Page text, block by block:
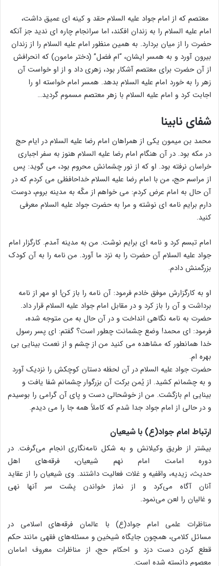
‍ معتصم که از امام جواد علیه السلام حقد و كینه ای عمیق داشت،
امام علیه السلام را به زندان افكند، اما سرانجام چاره ای ندید جز آنکه
حضرت را از میان بردارد. به همین منظور امام علیه السلام را از زندان
بیرون آورد و به همسر ایشان، “ام فضل” (دختر مامون) که انحرافش
از آن حضرت برای معتصم آشکار بود، زهرى داد و از او خواست آن
زهر را به خورد امام علیه السلام بدهد. همسر امام خواسته او را
اجابت كرد و امام علیه السلام با زهر معتصم مسموم گردید…
شفای نابینا
محمد بن میمون یکی از همراهان امام رضا علیه السلام در ایام حج
در مکه بود. در آن هنگام امام رضا علیه السلام هنوز به سفر اجباری
خراسان نرفته بود. او که از نور چشمانش محروم بود، می گوید: پس
از مراسم حج، من با امام رضا علیه السلام خداحافظی می کردم که در
آن حال به امام عرض کردم: می خواهم از مکّه به مدینه بروم، دوست
دارم برایم نامه ای نوشته و مرا به حضرت جواد علیه السلام معرفی
کنید.
امام تبسم کرد و نامه ای برایم نوشت. من به مدینه آمدم. کارگزار امام
جواد علیه السلام آن حضرت را به نزد ما آورد. من نامه را به آن کودک
بزرگمنش دادم.
او به کارگزارش موفق خادم فرمود: آن نامه را باز کن! او مهر از نامه
برداشت و آن را باز کرد و در مقابل امام جواد علیه السلام قرار داد.
حضرت به نامه نگاهی انداخت و در آن حال به من متوجه شده،
فرمود: ای محمد! وضع چشمانت چطور است؟ گفتم: ای پسر رسول
خدا همانطور که مشاهده می کنید من از چشم و از نعمت بینایی بی
بهره ام.
حضرت جواد علیه السلام در آن لحظه دستان کوچکش را نزدیک آورد
و به چشمانم کشید. از یُمن برکت آن بزرگوار چشمانم شفا یافت و
بینایی ام بازگشت. من از خوشحالی دست و پای آن گرامی را بوسیدم
و در حالی از امام جواد جدا شدم که کاملاً همه جا را می دیدم.
ارتباط امام جواد(ع) با شیعیان
بیشتر از طریق وکیلانش و به شکل نامه‌نگاری انجام می‌گرفت. در
دوره امامت امام نهم شیعیان، فرقه‌های اهل
حدیث، زیدیه، واقفیه و غلات فعالیت داشتند. وی شیعیان را از عقاید
آنان آگاه می‌کرد و از نماز خواندن پشت سر آنها نهی
و غالیان را لعن می‌نمود.
مناظرات علمی امام جواد(ع) با عالمان فرقه‌های اسلامی در
مسائل کلامی، همچون جایگاه شیخین و مسئله‌های فقهی مانند حکم
قطع کردن دست دزد و احکام حج، از مناظرات معروف امامان
معصوم دانسته شده است.